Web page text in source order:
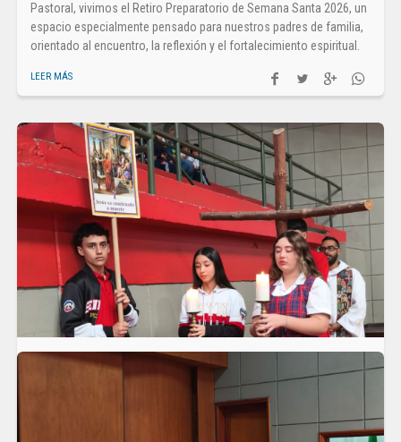
Pastoral, vivimos el Retiro Preparatorio de Semana Santa 2026, un
espacio especialmente pensado para nuestros padres de familia,
orientado al encuentro, la reflexión y el fortalecimiento espiritual.
LEER MÁS
Así vivimos el Viacrusis en nuestro Liceo
En el Liceo Salazar y Herrera vivimos una jornada llena de reflexión,
fe y recogimiento a través del Viacrucis, un espacio que nos